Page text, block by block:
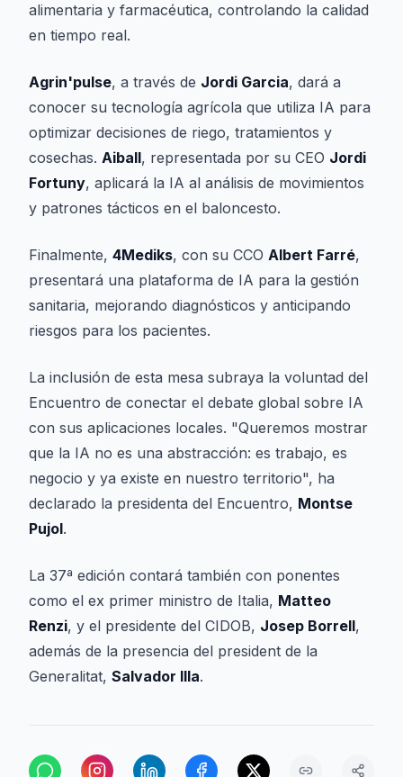
alimentaria y farmacéutica, controlando la calidad
en tiempo real.
Agrin'pulse, a través de Jordi Garcia, dará a
conocer su tecnología agrícola que utiliza IA para
optimizar decisiones de riego, tratamientos y
cosechas. Aiball, representada por su CEO Jordi
Fortuny, aplicará la IA al análisis de movimientos
y patrones tácticos en el baloncesto.
Finalmente, 4Mediks, con su CCO Albert Farré,
presentará una plataforma de IA para la gestión
sanitaria, mejorando diagnósticos y anticipando
riesgos para los pacientes.
La inclusión de esta mesa subraya la voluntad del
Encuentro de conectar el debate global sobre IA
con sus aplicaciones locales. "Queremos mostrar
que la IA no es una abstracción: es trabajo, es
negocio y ya existe en nuestro territorio", ha
declarado la presidenta del Encuentro, Montse
Pujol.
La 37ª edición contará también con ponentes
como el ex primer ministro de Italia, Matteo
Renzi, y el presidente del CIDOB, Josep Borrell,
además de la presencia del president de la
Generalitat, Salvador Illa.